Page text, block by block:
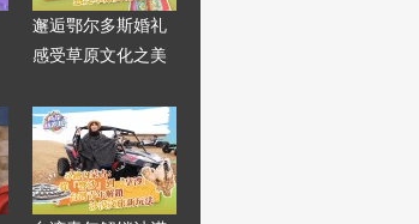
邂逅鄂尔多斯婚礼
感受草原文化之美